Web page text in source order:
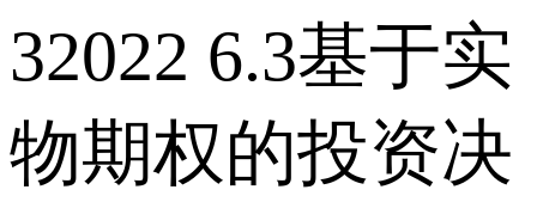
32022 6.3基于实
物期权的投资决